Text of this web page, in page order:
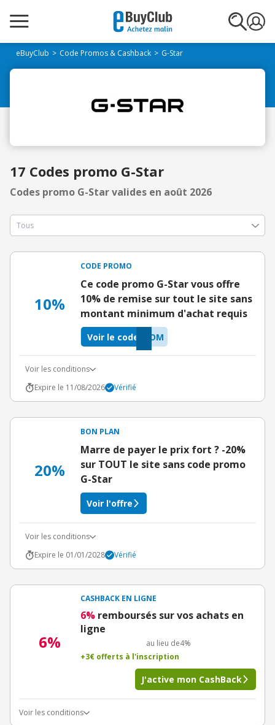
eBuyClub Code Promos & Cashback G-Star
17 Codes promo G-Star
Codes promo G-Star valides en août 2026
10%
CODE PROMO
Ce code promo G-Star vous offre
10% de remise sur tout le site sans
montant minimum d'achat requis
BOM
Voir le code
Voir les conditions
Expire le 11/08/2026
Vérifié
20%
BON PLAN
Marre de payer le prix fort ? -20%
sur TOUT le site sans code promo
G-Star
Voir l'offre
Voir les conditions
Expire le 01/01/2028
Vérifié
6%
CASHBACK EN LIGNE
6% remboursés sur vos achats en
ligne
au lieu de4%
+3€ offerts à l'inscription
J'active mon CashBack
Voir les conditions